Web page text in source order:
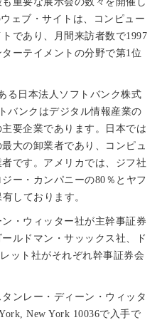
ェブ・サイトは、コンピュー
であり、月間来訪者数で1997
ーテイメントの分野で第1位
る日本法人ソフトバンク株式
バンクはデジタル情報産業の
要企業であります。日本では
大の卸業者であり、コンピュ
です。アメリカでは、ジフ社
ー・カンパニーの80％とヤフ
しております。
・ウィッター社が主幹事証券
ルドマン・サッックス社、ド
ット社がそれぞれ幹事証券会
ンレー・ディーン・ウィッタ
New York 10036で入手で